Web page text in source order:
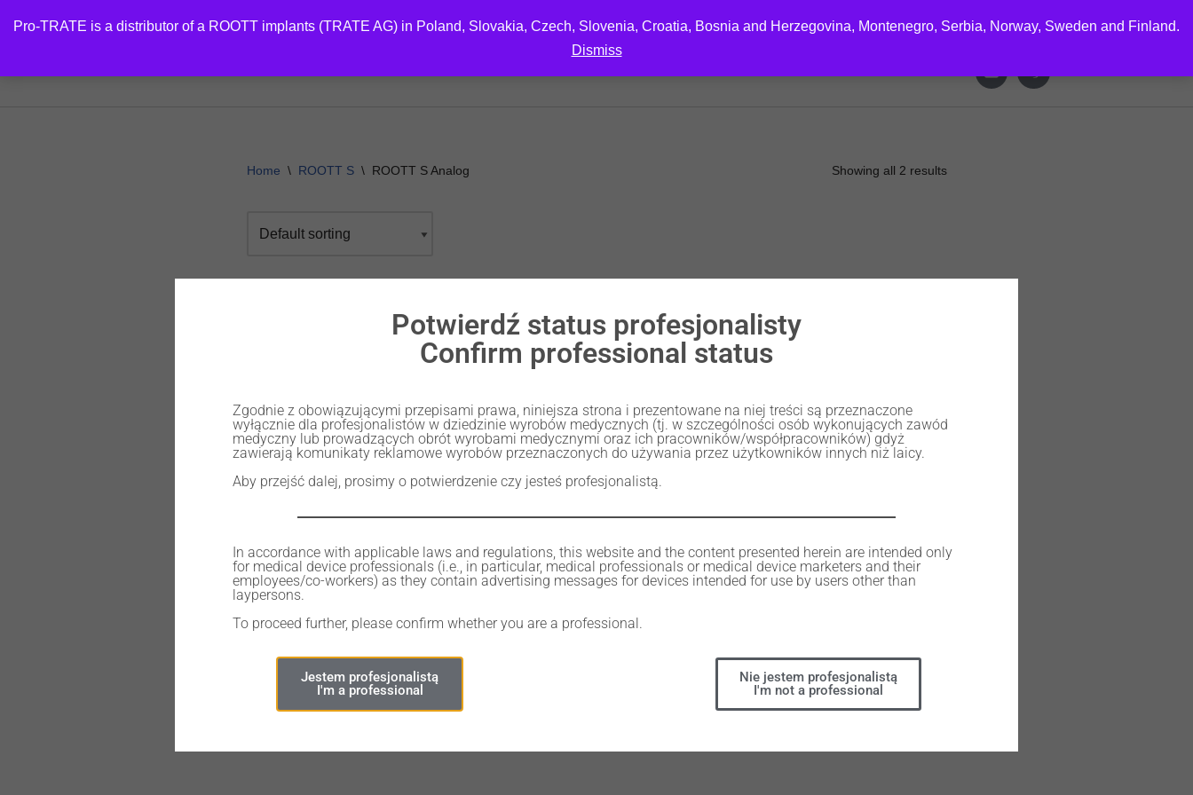
Pro-TRATE is a distributor of a ROOTT implants (TRATE AG) in Poland, Slovakia, Czech, Slovenia, Croatia, Bosnia and Herzegovina, Montenegro, Serbia, Norway, Sweden and Finland.
Dismiss
to
DOWNLOAD
Home \ ROOTT S \ ROOTT S Analog Showing all 2 results
OUT OF STOCK
zł
OUT OF STOCK
Potwierdź status profesjonalisty
Confirm professional status
Zgodnie z obowiązującymi przepisami prawa, niniejsza strona i prezentowane na niej treści są przeznaczone
wyłącznie dla profesjonalistów w dziedzinie wyrobów medycznych (tj. w szczególności osób wykonujących zawód
medyczny lub prowadzących obrót wyrobami medycznymi oraz ich pracowników/współpracowników) gdyż
zawierają komunikaty reklamowe wyrobów przeznaczonych do używania przez użytkowników innych niż laicy.
Aby przejść dalej, prosimy o potwierdzenie czy jesteś profesjonalistą.
In accordance with applicable laws and regulations, this website and the content presented herein are intended only
for medical device professionals (i.e., in particular, medical professionals or medical device marketers and their
employees/co-workers) as they contain advertising messages for devices intended for use by users other than
laypersons.
To proceed further, please confirm whether you are a professional.
Jestem profesjonalistą
I'm a professional
Nie jestem profesjonalistą
I'm not a professional